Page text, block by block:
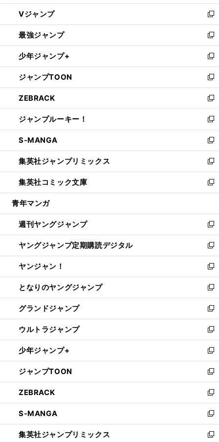
ウ
ィ
ン
ド
ウ
で
開
く
し
い
ウ
ィ
ン
ド
ウ
で
開
く
Vジャンプ
新
し
い
ウ
ィ
ン
ド
ウ
で
開
く
最強ジャンプ
新
し
い
ウ
ィ
ン
ド
ウ
で
開
く
少年ジャンプ+
新
し
い
ウ
ィ
ン
ド
ウ
で
開
く
ジャンプTOON
新
し
い
ウ
ィ
ン
ド
ウ
で
開
く
ZEBRACK
新
し
い
ウ
ィ
ン
ド
ウ
で
開
ジャンプルーキー！
新
し
い
ウ
ィ
ン
ド
ウ
開
く
S-MANGA
新
し
い
ウ
ィ
ン
ウ
で
開
く
集英社ジャンプリミックス
新
し
い
ウ
ン
ド
ウ
で
開
く
集英社コミック文庫
新
し
ウ
ィ
ン
ド
ウ
で
開
く
青年マンガ
週刊ヤングジャンプ
新
し
い
ウ
ィ
ン
ド
ウ
で
開
く
ヤングジャンプ定期購読デジタル
新
し
い
ウ
ィ
ン
ド
ウ
で
開
く
ヤンジャン！
新
し
い
ウ
ィ
ン
ド
ウ
で
開
く
となりのヤングジャンプ
新
し
い
ウ
ィ
ン
ド
ウ
で
開
く
グランドジャンプ
新
し
い
ウ
ィ
ン
ド
ウ
で
開
く
ウルトラジャンプ
新
し
い
ウ
ィ
ン
ド
ウ
で
開
く
少年ジャンプ+
新
し
い
ウ
ィ
ン
ド
ウ
で
ジャンプTOON
新
し
い
ウ
ィ
ン
ド
ZEBRACK
新
し
い
ウ
ィ
S-MANGA
新
し
い
集英社ジャンプリミックス 新